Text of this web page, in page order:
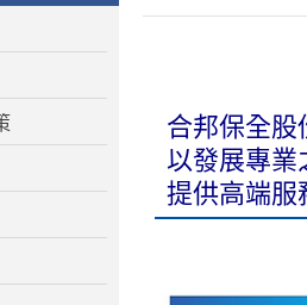
合邦保全股
以發展專業
提供高端服